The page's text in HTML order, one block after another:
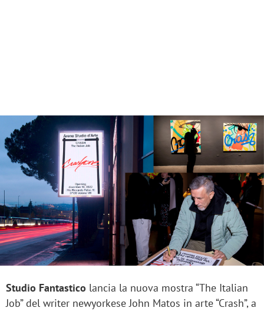
Studio Fantastico lancia la nuova mostra “The Italian
Job” del writer newyorkese John Matos in arte “Crash”, a